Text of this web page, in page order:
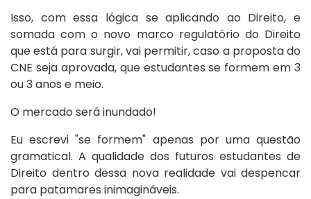
Isso, com essa lógica se aplicando ao Direito, e
somada com o novo marco regulatório do Direito
que está para surgir, vai permitir, caso a proposta do
CNE seja aprovada, que estudantes se formem em 3
ou 3 anos e meio.
O mercado será inundado!
Eu escrevi "se formem" apenas por uma questão
gramatical. A qualidade dos futuros estudantes de
Direito dentro dessa nova realidade vai despencar
para patamares inimagináveis.